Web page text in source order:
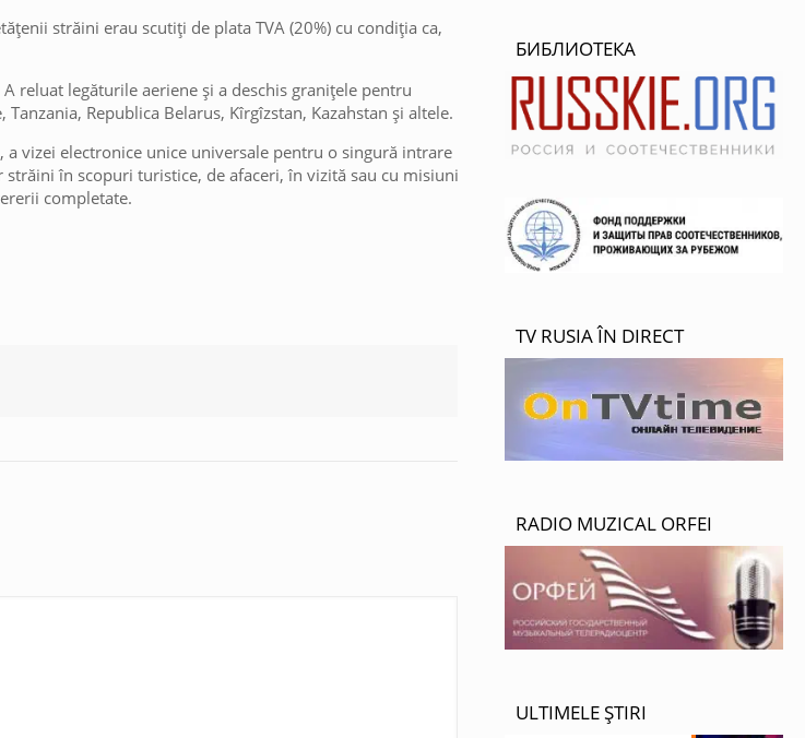
străini erau scutiți de plata TVA (20%) cu condiția ca,
reluat legăturile aeriene și a deschis granițele pentru
Republica Belarus, Kîrgîzstan, Kazahstan și altele.
vizei electronice unice universale pentru o singură intrare
în scopuri turistice, de afaceri, în vizită sau cu misiuni
completate.
БИБЛИОТЕКА
TV RUSIA ÎN DIRECT
RADIO MUZICAL ORFEI
ULTIMELE ȘTIRI